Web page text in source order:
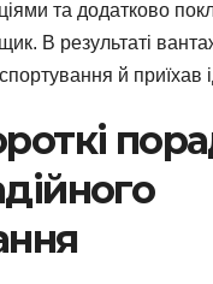
та додатково
В результаті
й приїхав